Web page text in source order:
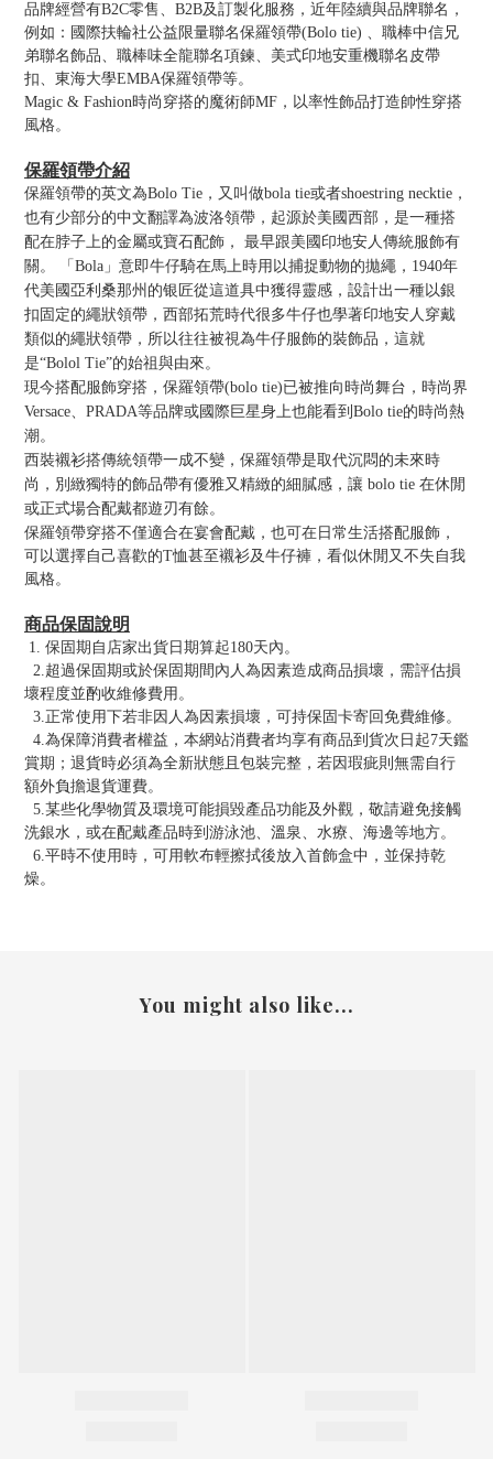
品牌經營有B2C零售、B2B及訂製化服務，近年陸續與品牌聯名，
例如：國際扶輪社公益限量聯名保羅領帶(Bolo tie) 、職棒中信兄
弟聯名飾品、職棒味全龍聯名項鍊、美式印地安重機聯名皮帶
扣、東海大學EMBA保羅領帶等。
Magic & Fashion時尚穿搭的魔術師MF，以率性飾品打造帥性穿搭
風格。
保羅領帶介紹
保羅領帶的英文為Bolo Tie，又叫做bola tie或者shoestring necktie，
也有少部分的中文翻譯為波洛領帶，起源於美國西部，是一種搭
配在脖子上的金屬或寶石配飾， 最早跟美國印地安人傳統服飾有
關。 「Bola」意即牛仔騎在馬上時用以捕捉動物的拋繩，1940年
代美國亞利桑那州的银匠從這道具中獲得靈感，設計出一種以銀
扣固定的繩狀領帶，西部拓荒時代很多牛仔也學著印地安人穿戴
類似的繩狀領帶，所以往往被視為牛仔服飾的裝飾品，這就
是“Bolol Tie”的始祖與由來。
現今搭配服飾穿搭，保羅領帶(bolo tie)已被推向時尚舞台，時尚界
Versace、PRADA等品牌或國際巨星身上也能看到Bolo tie的時尚熱
潮。
西裝襯衫搭傳統領帶一成不變，保羅領帶是取代沉悶的未來時
尚，別緻獨特的飾品帶有優雅又精緻的細膩感，讓 bolo tie 在休閒
或正式場合配戴都遊刃有餘。
保羅領帶穿搭不僅適合在宴會配戴，也可在日常生活搭配服飾，
可以選擇自己喜歡的T恤甚至襯衫及牛仔褲，看似休閒又不失自我
風格。
商品保固說明
1. 保固期自店家出貨日期算起180天內。
2.超過保固期或於保固期間內人為因素造成商品損壞，需評估損
壞程度並酌收維修費用。
3.正常使用下若非因人為因素損壞，可持保固卡寄回免費維修。
4.為保障消費者權益，本網站消費者均享有商品到貨次日起7天鑑
賞期；退貨時必須為全新狀態且包裝完整，若因瑕疵則無需自行
額外負擔退貨運費。
5.某些化學物質及環境可能損毀產品功能及外觀，敬請避免接觸
洗銀水，或在配戴產品時到游泳池、溫泉、水療、海邊等地方。
6.平時不使用時，可用軟布輕擦拭後放入首飾盒中，並保持乾
燥。
You might also like...